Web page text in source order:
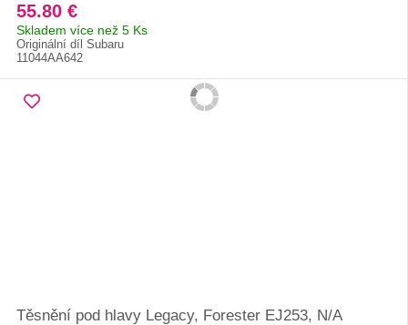
55.80 €
Skladem více než 5 Ks
Originální díl Subaru
11044AA642
Těsnění pod hlavy Legacy, Forester EJ253, N/A